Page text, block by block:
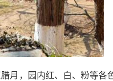
月，园内红、白、粉等各